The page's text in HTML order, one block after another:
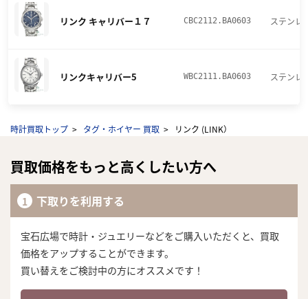
リンク キャリバー１７ CBC2112.BA0603 ステンレ
リンクキャリバー5 WBC2111.BA0603 ステンレ
時計買取トップ タグ・ホイヤー 買取 リンク (LINK）
買取価格をもっと高くしたい方へ
下取りを利用する
宝石広場で時計・ジュエリーなどをご購入いただくと、買取
価格をアップすることができます。
買い替えをご検討中の方にオススメです！